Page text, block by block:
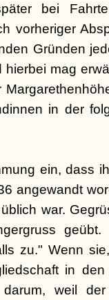
bei
vorheriger
Gründen
mag
in der
ein, dass
angewandt
war.
geübt.
zu." Wenn
in
weil